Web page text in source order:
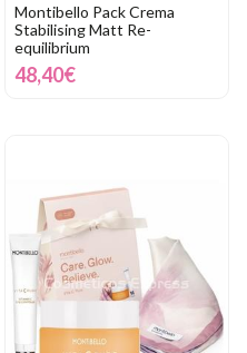
Montibello Pack Crema
Stabilising Matt Re-
equilibrium
48,40€